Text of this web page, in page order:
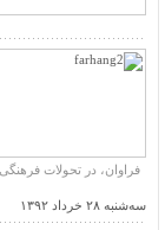
فراوان، در تحولات
سه‌شنبه ۲۸ خرداد ۱۳۹۲